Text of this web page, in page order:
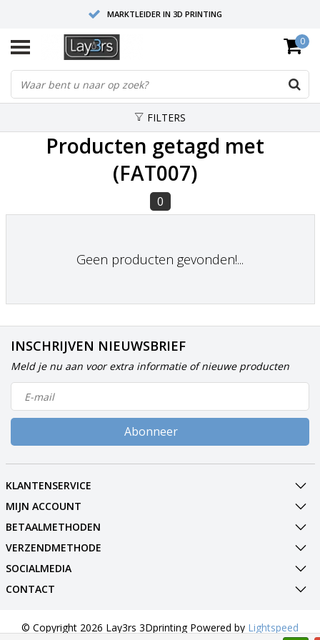
MARKTLEIDER IN 3D PRINTING
HOOGWAARDIGE SERVICE EN SUPPORT
FYSIEKE SHOWROOMS
0
FILTERS
Producten getagd met
(FAT007)
0
Geen producten gevonden!...
INSCHRIJVEN NIEUWSBRIEF
Meld je nu aan voor extra informatie of nieuwe producten
Abonneer
KLANTENSERVICE
MIJN ACCOUNT
BETAALMETHODEN
VERZENDMETHODE
SOCIALMEDIA
CONTACT
© Copyright 2026 Lay3rs 3Dprinting Powered by Lightspeed